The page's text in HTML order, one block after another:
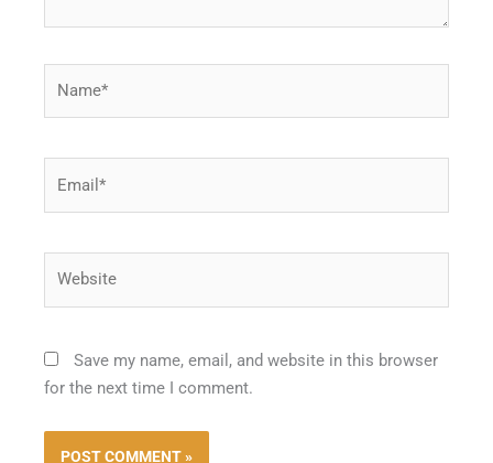
Save my name, email, and website in this browser
for the next time I comment.